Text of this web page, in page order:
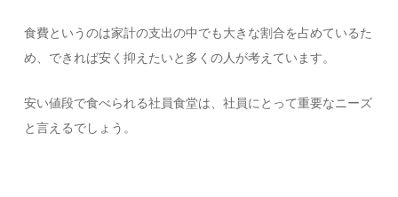
食費というのは家計の支出の中でも大きな割合を占めているた
め、できれば安く抑えたいと多くの人が考えています。
安い値段で食べられる社員食堂は、社員にとって重要なニーズ
と言えるでしょう。